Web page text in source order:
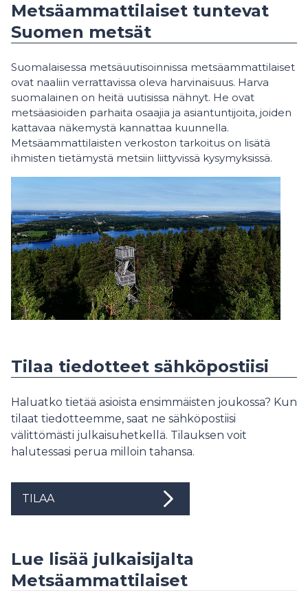
Metsäammattilaiset tuntevat
Suomen metsät
Suomalaisessa metsäuutisoinnissa metsäammattilaiset
ovat naaliin verrattavissa oleva harvinaisuus. Harva
suomalainen on heitä uutisissa nähnyt. He ovat
metsäasioiden parhaita osaajia ja asiantuntijoita, joiden
kattavaa näkemystä kannattaa kuunnella.
Metsäammattilaisten verkoston tarkoitus on lisätä
ihmisten tietämystä metsiin liittyvissä kysymyksissä.
Tilaa tiedotteet sähköpostiisi
Haluatko tietää asioista ensimmäisten joukossa? Kun
tilaat tiedotteemme, saat ne sähköpostiisi
välittömästi julkaisuhetkellä. Tilauksen voit
halutessasi perua milloin tahansa.
TILAA
Lue lisää julkaisijalta
Metsäammattilaiset